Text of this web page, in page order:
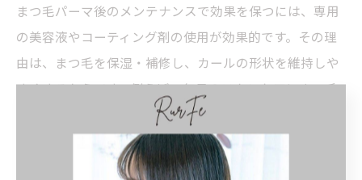
まつ毛パーマ後のメンテナンスで効果を保つには、専用
の美容液やコーティング剤の使用が効果的です。その理
由は、まつ毛を保湿・補修し、カールの形状を維持しや
すくするからです。例えば、毎日のスキンケアにまつ毛
美容液を取り入れることで、まつ毛の健康を守りつつ、
パーマの持ちを向上させます。結論として、日々のちょ
っとしたケアが、理想の状態を長く楽しむカギとなりま